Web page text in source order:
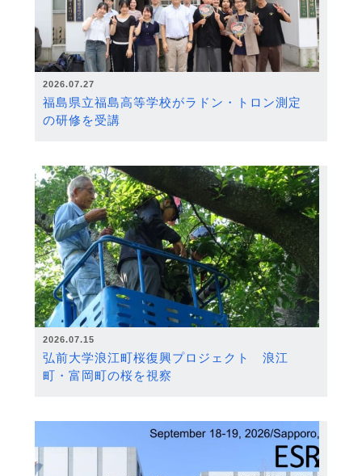
2026.07.27
福島県立福島高等学校がラドン・トロン測定
の研修を受講
2026.07.15
弘前大学浪江町桜復興プロジェクト 浪江
町・富岡町の桜を視察